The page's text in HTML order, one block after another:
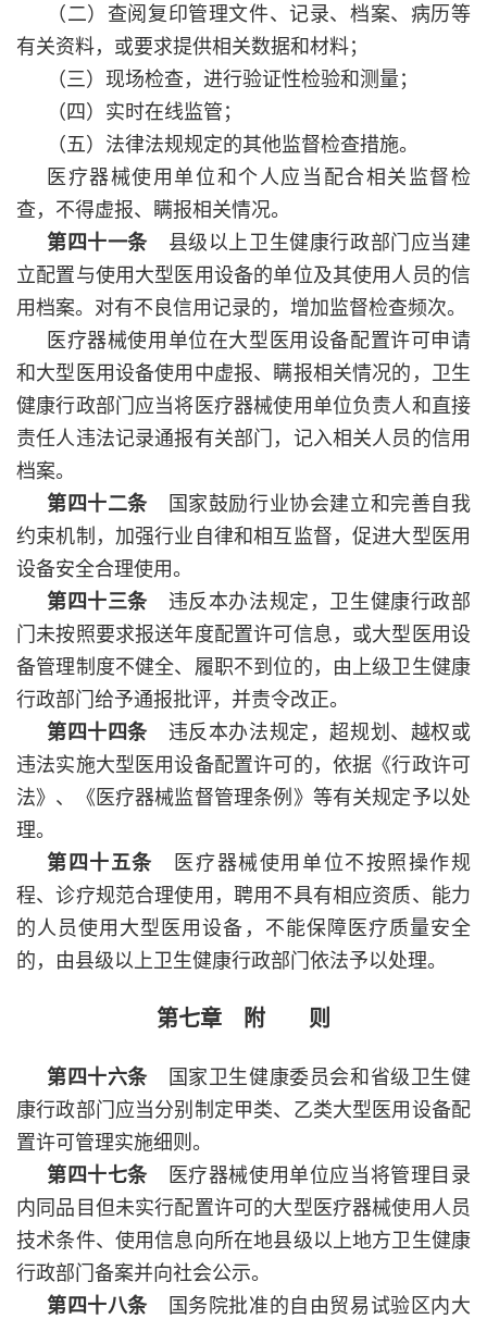
（二）查阅复印管理文件、记录、档案、病历等
有关资料，或要求提供相关数据和材料；
（三）现场检查，进行验证性检验和测量；
（四）实时在线监管；
（五）法律法规规定的其他监督检查措施。
医疗器械使用单位和个人应当配合相关监督检
查，不得虚报、瞒报相关情况。
第四十一条 县级以上卫生健康行政部门应当建
立配置与使用大型医用设备的单位及其使用人员的信
用档案。对有不良信用记录的，增加监督检查频次。
医疗器械使用单位在大型医用设备配置许可申请
和大型医用设备使用中虚报、瞒报相关情况的，卫生
健康行政部门应当将医疗器械使用单位负责人和直接
责任人违法记录通报有关部门，记入相关人员的信用
档案。
第四十二条 国家鼓励行业协会建立和完善自我
约束机制，加强行业自律和相互监督，促进大型医用
设备安全合理使用。
第四十三条 违反本办法规定，卫生健康行政部
门未按照要求报送年度配置许可信息，或大型医用设
备管理制度不健全、履职不到位的，由上级卫生健康
行政部门给予通报批评，并责令改正。
第四十四条 违反本办法规定，超规划、越权或
违法实施大型医用设备配置许可的，依据《行政许可
法》、《医疗器械监督管理条例》等有关规定予以处
理。
第四十五条 医疗器械使用单位不按照操作规
程、诊疗规范合理使用，聘用不具有相应资质、能力
的人员使用大型医用设备，不能保障医疗质量安全
的，由县级以上卫生健康行政部门依法予以处理。
第七章 附 则
第四十六条 国家卫生健康委员会和省级卫生健
康行政部门应当分别制定甲类、乙类大型医用设备配
置许可管理实施细则。
第四十七条 医疗器械使用单位应当将管理目录
内同品目但未实行配置许可的大型医疗器械使用人员
技术条件、使用信息向所在地县级以上地方卫生健康
行政部门备案并向社会公示。
第四十八条 国务院批准的自由贸易试验区内大